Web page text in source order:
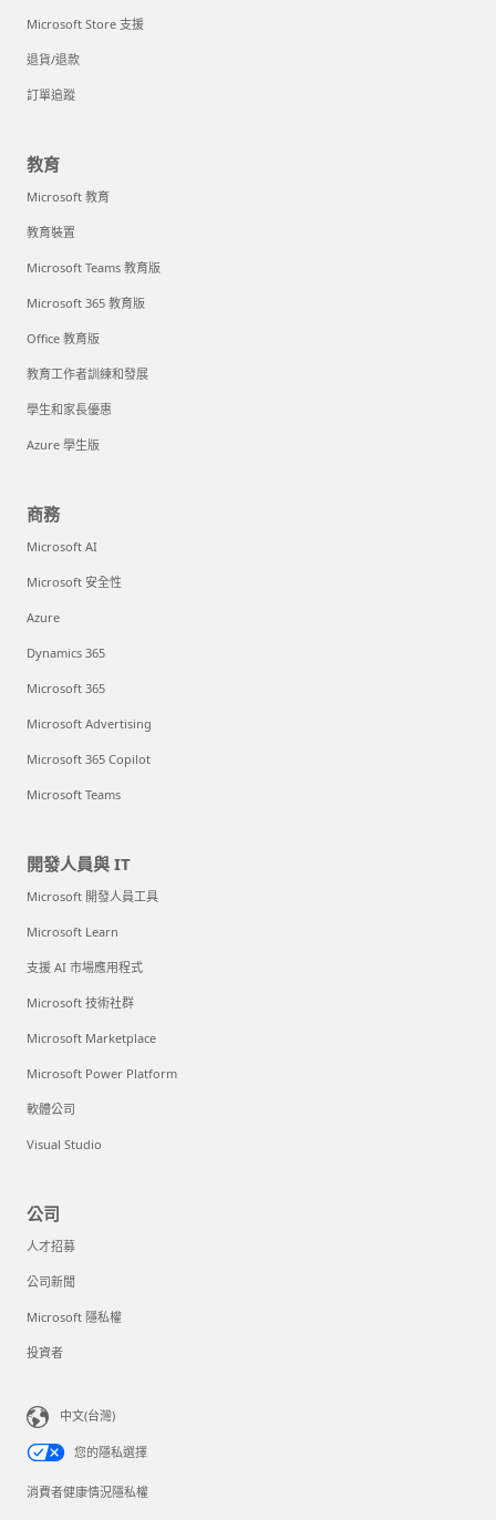
Microsoft Store 支援
退貨/退款
訂單追蹤
教育
Microsoft 教育
教育裝置
Microsoft Teams 教育版
Microsoft 365 教育版
Office 教育版
教育工作者訓練和發展
學生和家長優惠
Azure 學生版
商務
Microsoft AI
Microsoft 安全性
Azure
Dynamics 365
Microsoft 365
Microsoft Advertising
Microsoft 365 Copilot
Microsoft Teams
開發人員與 IT
Microsoft 開發人員工具
Microsoft Learn
支援 AI 市場應用程式
Microsoft 技術社群
Microsoft Marketplace
Microsoft Power Platform
軟體公司
Visual Studio
公司
人才招募
公司新聞
Microsoft 隱私權
投資者
中文(台灣)
您的隱私選擇
消費者健康情況隱私權